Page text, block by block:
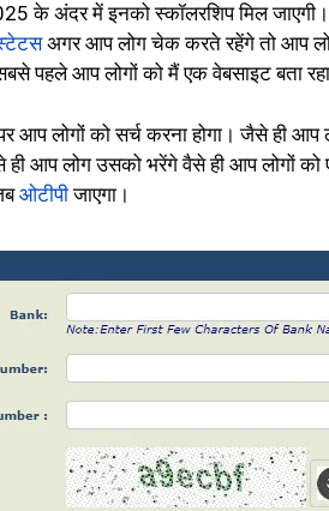
के अंदर में इनको स्कॉलरशिप मिल
अगर आप लोग चेक करते रहेंगे तो आप
पहले आप लोगों को मैं एक वेबसाइट बता
आप लोगों को सर्च करना होगा। जैसे ही
आप लोग उसको भरेंगे वैसे ही आप लोगों
ओटीपीजाएगा।